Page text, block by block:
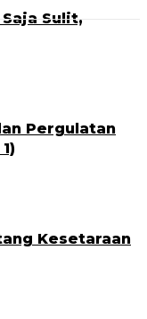
Sulit,
Pergulatan
Kesetaraan